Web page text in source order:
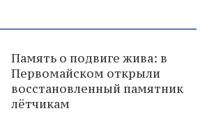
Память о подвиге жива: в
Первомайском открыли
восстановленный памятник
лётчикам